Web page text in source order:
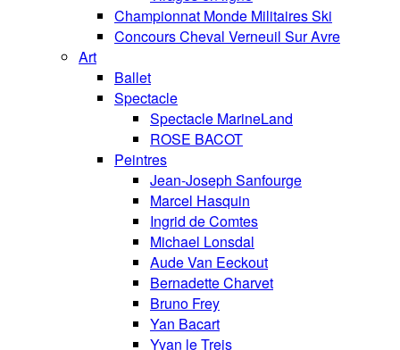
Championnat Monde Militaires Ski
Concours Cheval Verneuil Sur Avre
Art
Ballet
Spectacle
Spectacle MarineLand
ROSE BACOT
Peintres
Jean-Joseph Sanfourge
Marcel Hasquin
Ingrid de Comtes
Michael Lonsdal
Aude Van Eeckout
Bernadette Charvet
Bruno Frey
Yan Bacart
Yvan le Treis